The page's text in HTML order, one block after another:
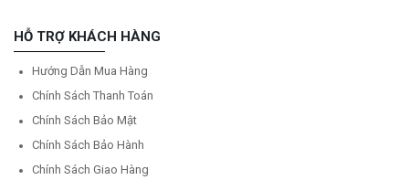
HỖ TRỢ KHÁCH HÀNG
Hướng Dẫn Mua Hàng
Chính Sách Thanh Toán
Chính Sách Bảo Mật
Chính Sách Bảo Hành
Chính Sách Giao Hàng